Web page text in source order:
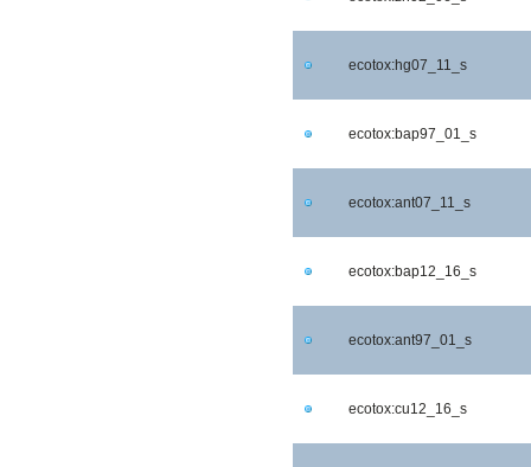
ecotox:hg07_11_s
ecotox:bap97_01_s
ecotox:ant07_11_s
ecotox:bap12_16_s
ecotox:ant97_01_s
ecotox:cu12_16_s